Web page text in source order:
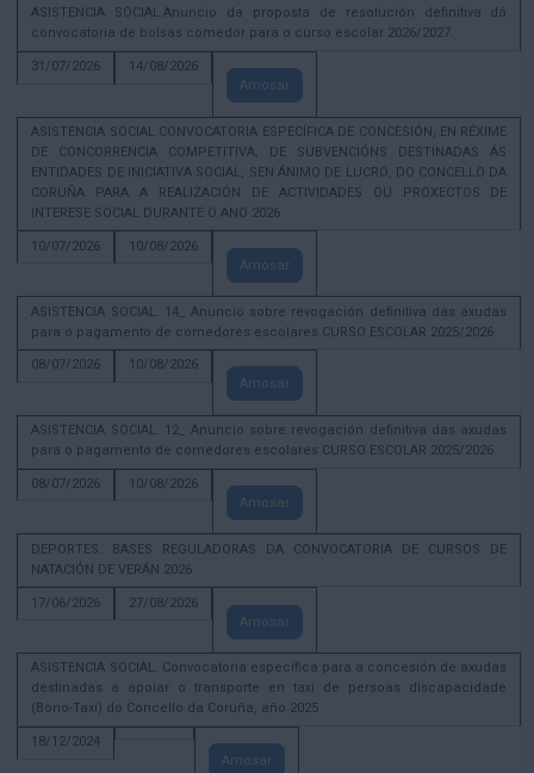
ASISTENCIA SOCIAL.Anuncio da proposta de resolución definitiva dá
convocatoria de bolsas comedor para o curso escolar 2026/2027.
31/07/2026
14/08/2026
Amosar
ASISTENCIA SOCIAL CONVOCATORIA ESPECÍFICA DE CONCESIÓN, EN RÉXIME
DE CONCORRENCIA COMPETITIVA, DE SUBVENCIÓNS DESTINADAS ÁS
ENTIDADES DE INICIATIVA SOCIAL, SEN ÁNIMO DE LUCRO, DO CONCELLO DA
CORUÑA PARA A REALIZACIÓN DE ACTIVIDADES OU PROXECTOS DE
INTERESE SOCIAL DURANTE O ANO 2026
10/07/2026
10/08/2026
Amosar
ASISTENCIA SOCIAL. 14_ Anuncio sobre revogación definitiva das axudas
para o pagamento de comedores escolares CURSO ESCOLAR 2025/2026
08/07/2026
10/08/2026
Amosar
ASISTENCIA SOCIAL. 12_ Anuncio sobre revogación definitiva das axudas
para o pagamento de comedores escolares CURSO ESCOLAR 2025/2026
08/07/2026
10/08/2026
Amosar
DEPORTES. BASES REGULADORAS DA CONVOCATORIA DE CURSOS DE
NATACIÓN DE VERÁN 2026
17/06/2026
27/08/2026
Amosar
ASISTENCIA SOCIAL. Convocatoria específica para a concesión de axudas
destinadas a apoiar o transporte en taxi de persoas discapacidade
(Bono-Taxi) do Concello da Coruña, año 2025
18/12/2024
Amosar